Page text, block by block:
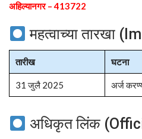
अहिल्यानगर – 413722
महत्वाच्या तारखा
तारीख घटना
31 जुलै 2025 अर्ज
अधिकृत लिंक